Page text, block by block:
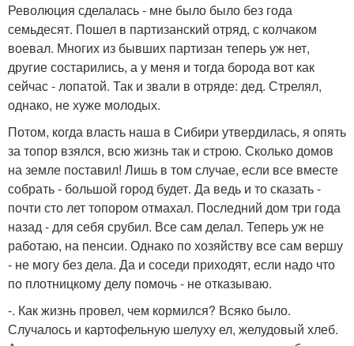
Революция сделалась - мне было было без года
семьдесят. Пошел в партизанский отряд, с колчаком
воевал. Многих из бывших партизан теперь уж нет,
другие состарились, а у меня и тогда борода вот как
сейчас - лопатой. Так и звали в отряде: дед. Стрелял,
однако, не хуже молодых.
Потом, когда власть наша в Сибири утвердилась, я опять
за топор взялся, всю жизнь так и строю. Сколько домов
на земле поставил! Лишь в том случае, если все вместе
собрать - большой город будет. Да ведь и то сказать -
почти сто лет топором отмахал. Последний дом три года
назад - для себя срубил. Все сам делал. Теперь уж не
работаю, на пенсии. Однако по хозяйству все сам вершу
- не могу без дела. Да и соседи приходят, если надо что
по плотницкому делу помочь - не отказываю.
-. Как жизнь провел, чем кормился? Всяко было.
Случалось и картофельную шелуху ел, желудовый хлеб.